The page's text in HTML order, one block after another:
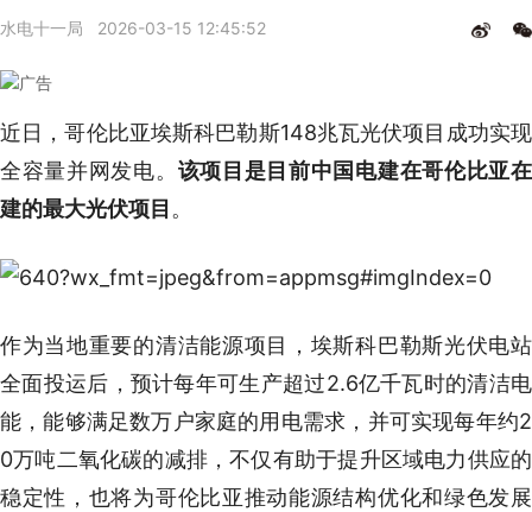
水电十一局 2026-03-15 12:45:52
近日，哥伦比亚埃斯科巴勒斯148兆瓦光伏项目成功实现
全容量并网发电。 该项目是目前中国电建在哥伦比亚在
建的最大光伏项目 。
作为当地重要的清洁能源项目，埃斯科巴勒斯光伏电站
全面投运后，预计每年可生产超过2.6亿千瓦时的清洁电
能，能够满足数万户家庭的用电需求，并可实现每年约2
0万吨二氧化碳的减排，不仅有助于提升区域电力供应的
稳定性，也将为哥伦比亚推动能源结构优化和绿色发展